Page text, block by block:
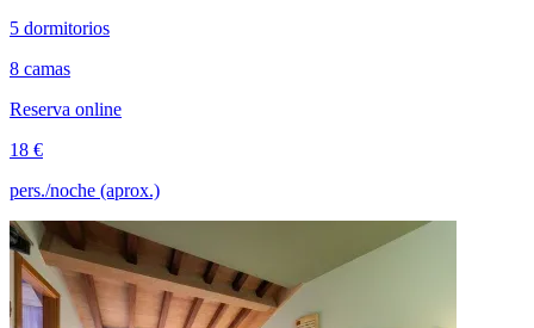
5 dormitorios
8 camas
Reserva online
18 €
pers./noche (aprox.)